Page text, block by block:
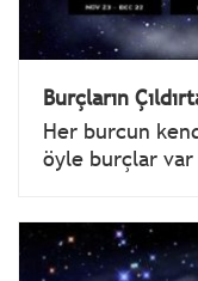
Burçların
Her burcun
öyle burçlar var